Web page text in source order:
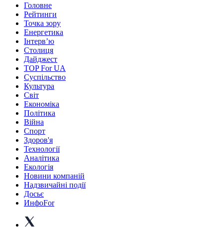
Головне
Рейтинги
Точка зору
Енергетика
Інтерв’ю
Столиця
Дайджест
TOP For UA
Суспiльство
Культура
Світ
Економіка
Політика
Війна
Спорт
Здоров'я
Технології
Аналітика
Екологія
Новини компаній
Надзвичайні події
Досьє
ИнфоFor